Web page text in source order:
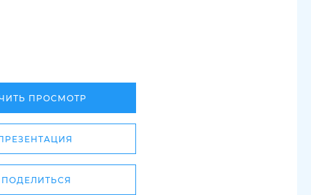
ПРОСМОТР
ПОДЕЛИТЬСЯ